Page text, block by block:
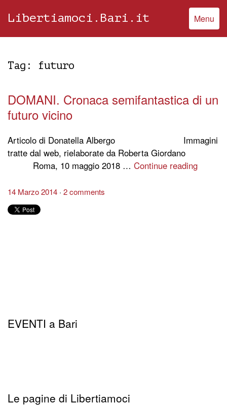
Libertiamoci.Bari.it Menu
Tag: futuro
DOMANI. Cronaca semifantastica di un
futuro vicino
Articolo di Donatella Albergo Immagini
tratte dal web, rielaborate da Roberta Giordano
Roma, 10 maggio 2018 … Continue reading
14 Marzo 2014 2 comments
EVENTI a Bari
Le pagine di Libertiamoci